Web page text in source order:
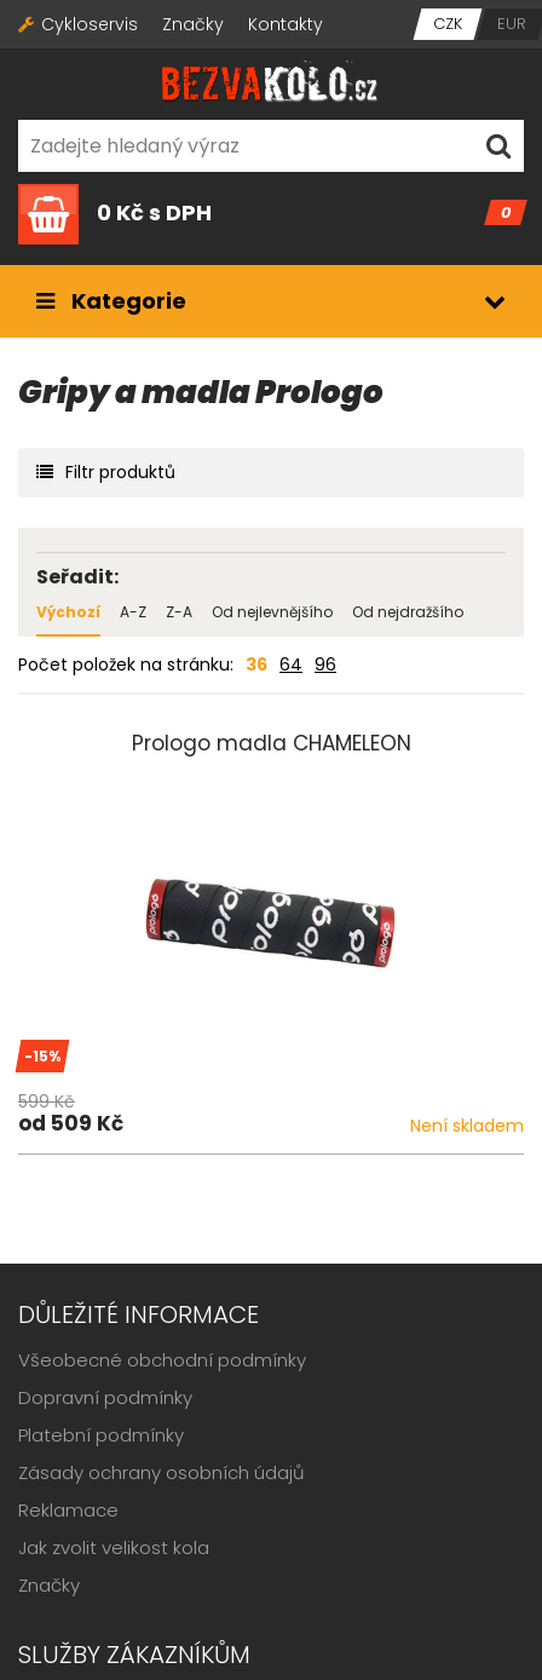
Cykloservis Značky Kontakty CZK EUR
0
0 Kčs DPH
Kategorie
Gripy a madla Prologo
Filtr produktů
Seřadit:
Výchozí A-Z Z-A Od nejlevnějšího Od nejdražšího
Počet položek na stránku: 36 64 96
Prologo madla CHAMELEON
-15%
599 Kč
od 509 Kč Není skladem
DŮLEŽITÉ INFORMACE
Všeobecné obchodní podmínky
Dopravní podmínky
Platební podmínky
Zásady ochrany osobních údajů
Reklamace
Jak zvolit velikost kola
Značky
SLUŽBY ZÁKAZNÍKŮM